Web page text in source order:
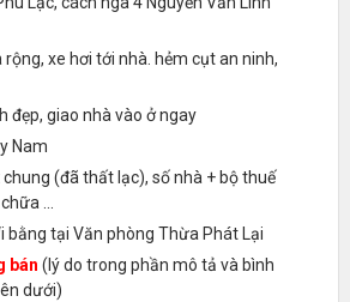
rộng, xe hơi tới nhà. hẻm cụt an ninh,
đẹp, giao nhà vào ở ngay
Nam
chung (đã thất lạc), số nhà + bộ thuế
...
bằng tại Văn phòng Thừa Phát Lại
bán (lý do trong phần mô tả và bình
dưới)